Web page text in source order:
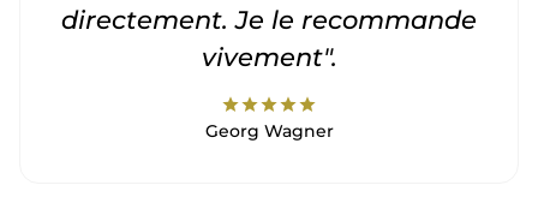
directement. Je le recommande
vivement".
starstarstarstarstar
Georg Wagner